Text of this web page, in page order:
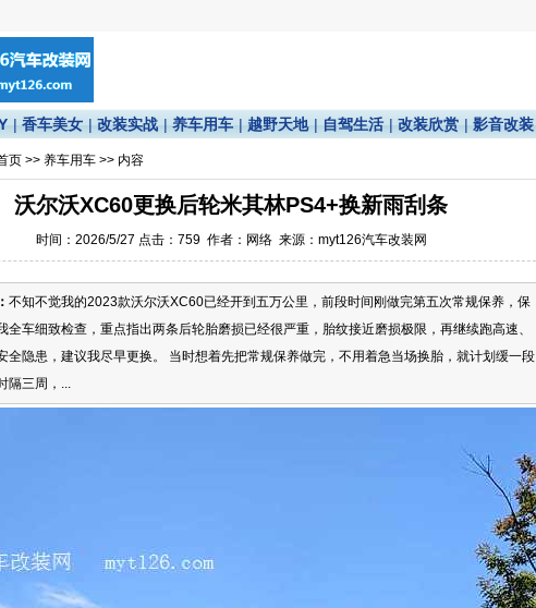
|香车美女 |改装实战 |养车用车 |越野天地 |自驾生活 |改装欣赏 |影音改装
页 >> 养车用车 >> 内容
沃尔沃XC60更换后轮米其林PS4+换新雨刮条
时间：2026/5/27 点击： 759作者：网络 来源：myt126汽车改装网
不知不觉我的2023款沃尔沃XC60已经开到五万公里，前段时间刚做完第五次常规保养，保
全车细致检查，重点指出两条后轮胎磨损已经很严重，胎纹接近磨损极限，再继续跑高速、
全隐患，建议我尽早更换。 当时想着先把常规保养做完，不用着急当场换胎，就计划缓一段
隔三周，...